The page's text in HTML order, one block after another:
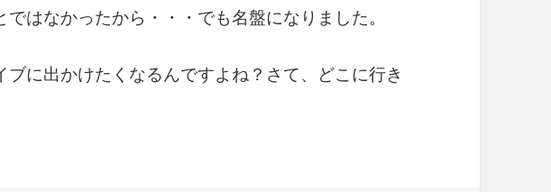
はなかったから・・・でも名盤になりました。
ブに出かけたくなるんですよね？さて、どこに行き